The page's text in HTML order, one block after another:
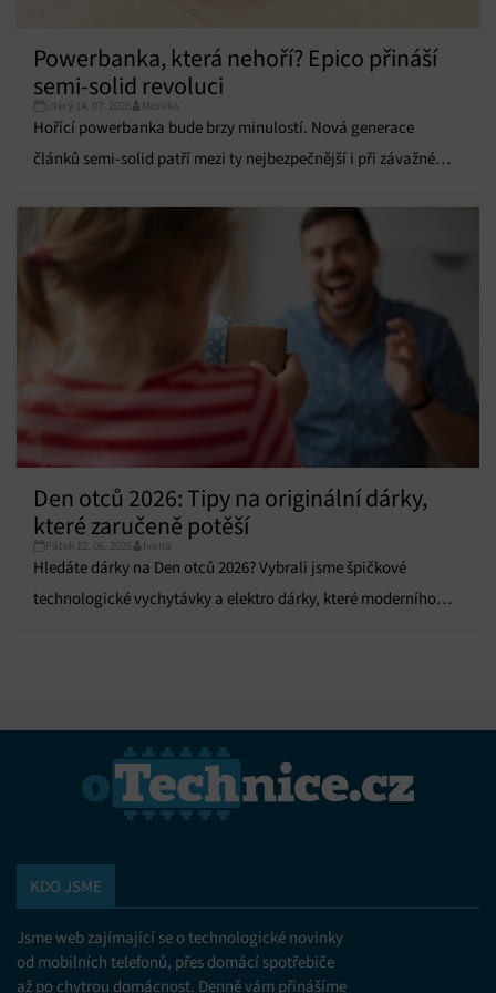
údajů, Propojení různých zařízení, Identifikace
zařízení na základě automaticky přenášených
informací.
Zajištění bezpečnosti, předcházení a zjišťování
podvodů a odstraňování chyb, Poskytování a
Vždy aktivní
Powerbanka, která nehoří? Epico přináší
semi-solid revoluci
Úterý 14. 07. 2026 Monika
Hořící powerbanka bude brzy minulostí. Nová generace
článků semi-solid patří mezi ty nejbezpečnější i při závažném
Den otců 2026: Tipy na originální dárky,
které zaručeně potěší
Pátek 12. 06. 2026 Ivana
Hledáte dárky na Den otců 2026? Vybrali jsme špičkové
technologické vychytávky a elektro dárky, které moderního
KDO JSME
Jsme web zajímající se o technologické novinky
od mobilních telefonů, přes domácí spotřebiče
až po chytrou domácnost. Denně vám přinášíme